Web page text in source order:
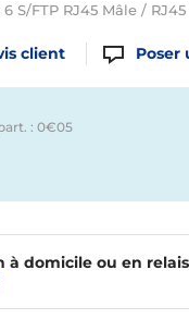
S/FTP RJ45 Mâle /
client Poser
: 0€05
à domicile ou en relais